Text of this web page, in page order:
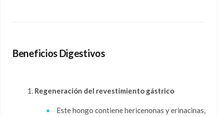
Beneficios Digestivos
Regeneración del revestimiento gástrico
Este hongo contiene hericenonas y erinacinas,